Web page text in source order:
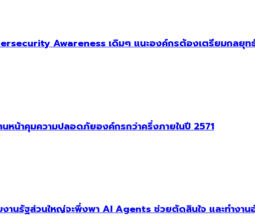
Awareness เดิมๆ แนะองค์กรต้องเตรียมกลยุท
หน้าคุมความปลอดภัยองค์กรกว่าครึ่งภายในปี 2571
นรัฐส่วนใหญ่จะพึ่งพา AI Agents ช่วยตัดสินใจ และทำงาน